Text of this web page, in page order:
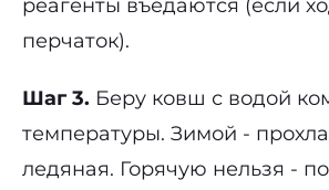
реагенты въедаются (если
перчаток).
Шаг 3. Беру ковш с водой
температуры. Зимой -
ледяная. Горячую нельзя -